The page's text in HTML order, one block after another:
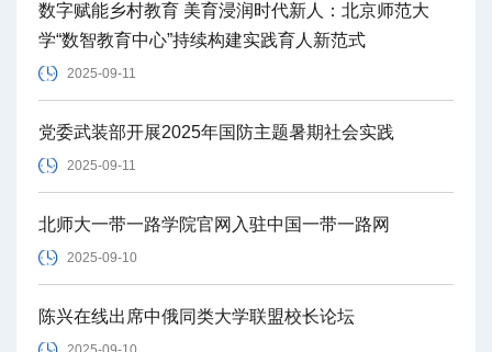
数字赋能乡村教育 美育浸润时代新人：北京师范大
学“数智教育中心”持续构建实践育人新范式
2025-09-11
党委武装部开展2025年国防主题暑期社会实践
2025-09-11
北师大一带一路学院官网入驻中国一带一路网
2025-09-10
陈兴在线出席中俄同类大学联盟校长论坛